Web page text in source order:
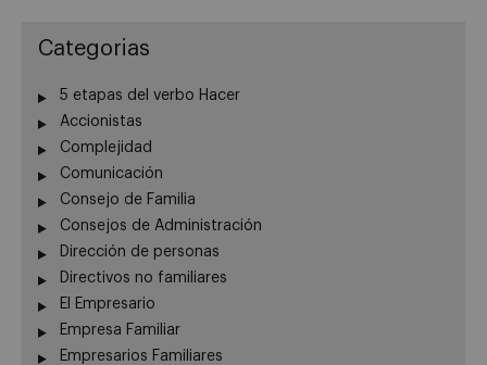
Categorias
5 etapas del verbo Hacer
Accionistas
Complejidad
Comunicación
Consejo de Familia
Consejos de Administración
Dirección de personas
Directivos no familiares
El Empresario
Empresa Familiar
Empresarios Familiares